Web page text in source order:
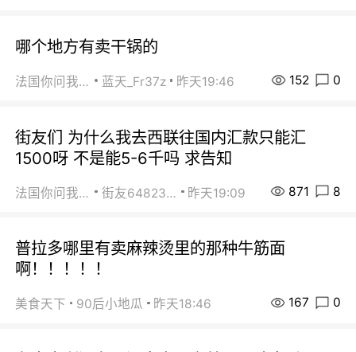
哪个地方有卖干锅的
法国你问我答 蓝天_Fr37z 昨天19:46 152 0
街友们 为什么我去西联往国内汇款只能汇
1500呀 不是能5-6千吗 求告知
法国你问我答 街友64823891 昨天19:09 871 8
普拉多哪里有卖麻辣烫里的那种牛筋面
啊！！！！！
美食天下 90后小地瓜 昨天18:46 167 0